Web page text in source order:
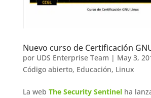
Nuevo curso de Certificación
por UDS Enterprise Team | May 3,
Código abierto, Educación, Linux
La web The Security Sentinel ha